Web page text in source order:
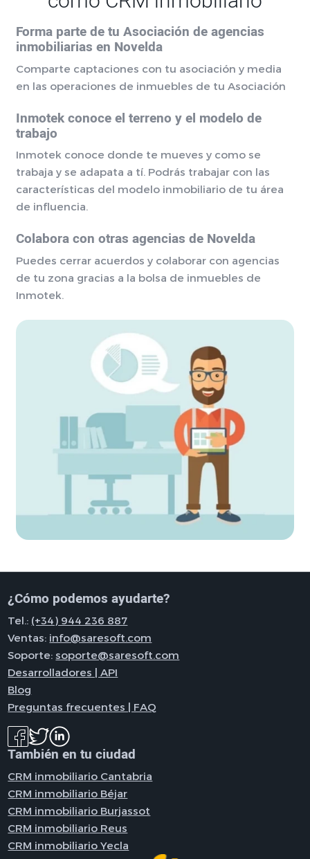
Forma parte de tu Asociación de agencias
inmobiliarias en Novelda
Comparte captaciones con tu asociación y media
en las operaciones de inmuebles de tu Asociación
Inmotek conoce el terreno y el modelo de
trabajo
Inmotek conoce donde te mueves y como se
trabaja y se adapata a tí. Podrás trabajar con las
características del modelo inmobiliario de tu área
de influencia.
Colabora con otras agencias de Novelda
Puedes cerrar acuerdos y colaborar con agencias
de tu zona gracias a la bolsa de inmuebles de
Inmotek.
¿Cómo podemos ayudarte?
Tel.: (+34) 944 236 887
Ventas: info@saresoft.com
Soporte:soporte@saresoft.com
Desarrolladores | API
Blog
Preguntas frecuentes | FAQ
También en tu ciudad
CRM inmobiliario Cantabria
CRM inmobiliario Béjar
CRM inmobiliario Burjassot
CRM inmobiliario Reus
CRM inmobiliario Yecla